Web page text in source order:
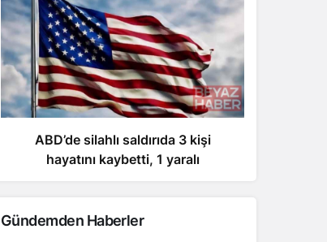
ABD’de silahlı saldırıda 3 kişi
hayatını kaybetti, 1 yaralı
Gündemden Haberler